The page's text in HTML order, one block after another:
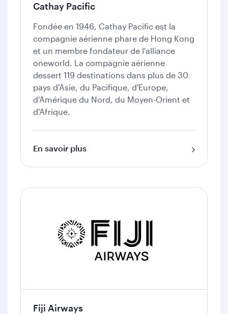
Cathay Pacific
Fondée en 1946, Cathay Pacific est la
compagnie aérienne phare de Hong Kong
et un membre fondateur de l'alliance
oneworld. La compagnie aérienne
dessert 119 destinations dans plus de 30
pays d'Asie, du Pacifique, d'Europe,
d'Amérique du Nord, du Moyen-Orient et
d'Afrique.
En savoir plus
Fiji Airways